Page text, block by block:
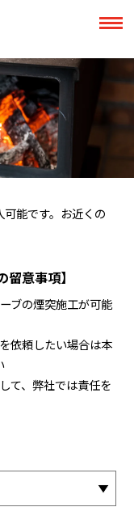
能です。お近くの
留意事項】
ブの煙突施工が可能
依頼したい場合は本
て、弊社では責任を